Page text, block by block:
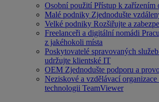
Osobní použití Přístup k zařízením
Malé podniky Zjednodušte
Velké podniky Rozšiřujte a
Freelanceři a digitální nomádi
z jakéhokoli místa
Poskytovatelé spravovaných služeb
udržujte klientské IT
OEM Zjednodušte podporu a
Neziskové a vzdělávací organizace
technologii TeamViewer